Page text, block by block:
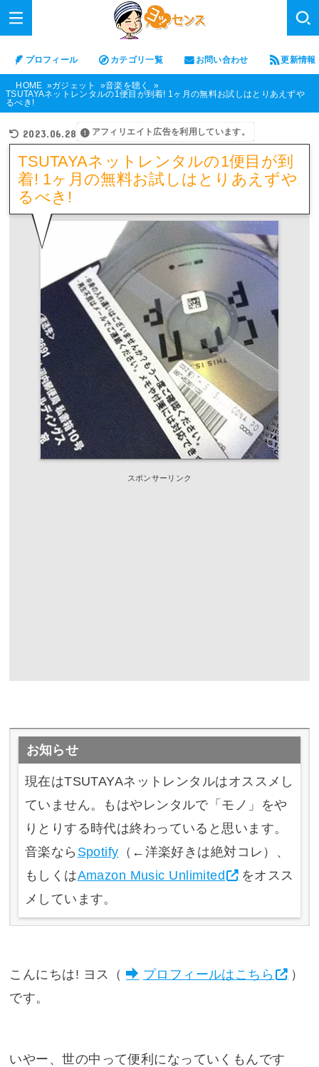
プロフィール カテゴリ一覧 お問い合わせ 更新情報
HOME ガジェット
音楽を聴く
TSUTAYAネットレンタルの1便目が到着! 1ヶ月の無料お試しはとりあえずや
るべき!
2023.06.28 アフィリエイト広告を利用しています。
TSUTAYAネットレンタルの1便目が到
着! 1ヶ月の無料お試しはとりあえずや
るべき!
スポンサーリンク
お知らせ
現在はTSUTAYAネットレンタルはオススメし
ていません。もはやレンタルで「モノ」をや
りとりする時代は終わっていると思います。
音楽なら Spotify （←洋楽好きは絶対コレ）、
もしくはAmazon Music Unlimited
をオスス
メしています。
こんにちは! ヨス（ プロフィールはこちら
）
です。
いやー、世の中って便利になっていくもんです